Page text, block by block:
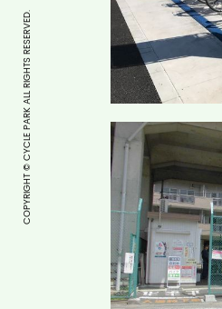
COPYRIGHT © CYCLE PARK ALL RIGHTS RESERVED.